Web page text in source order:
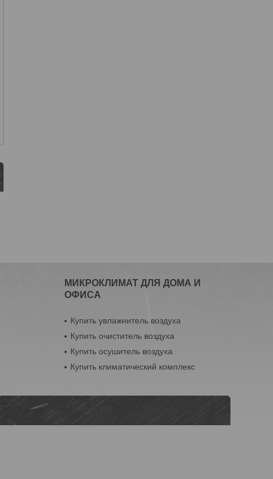
МИКРОКЛИМАТ ДЛЯ ДОМА И
ОФИСА
Купить увлажнитель воздуха
Купить очиститель воздуха
Купить осушитель воздуха
Купить климатический комплекс